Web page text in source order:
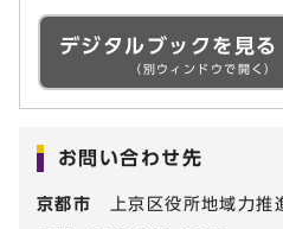
デジタルブックを見る
（別ウィンドウで開く）
お問い合わせ先
京都市 上京区役所地域力推